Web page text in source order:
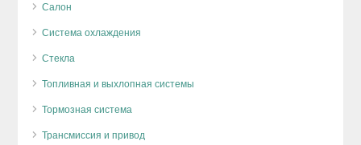
Салон
Система охлаждения
Стекла
Топливная и выхлопная системы
Тормозная система
Трансмиссия и привод